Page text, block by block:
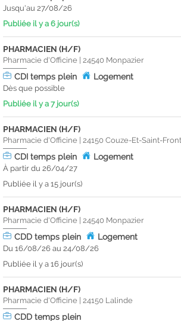
Jusqu'au 27/08/26
Publiée il y a 6 jour(s)
PHARMACIEN (H/F)
Pharmacie d'Officine |24540 Monpazier
CDItemps plein Logement
Dès que possible
Publiée il y a 7 jour(s)
PHARMACIEN (H/F)
Pharmacie d'Officine |24150Couze-Et-Saint-Front
CDItemps plein Logement
À partir du 26/04/27
Publiée il y a 15 jour(s)
PHARMACIEN (H/F)
Pharmacie d'Officine |24540 Monpazier
CDDtemps plein Logement
Du 16/08/26 au 24/08/26
Publiée il y a 16 jour(s)
PHARMACIEN (H/F)
Pharmacie d'Officine |24150 Lalinde
CDDtemps plein